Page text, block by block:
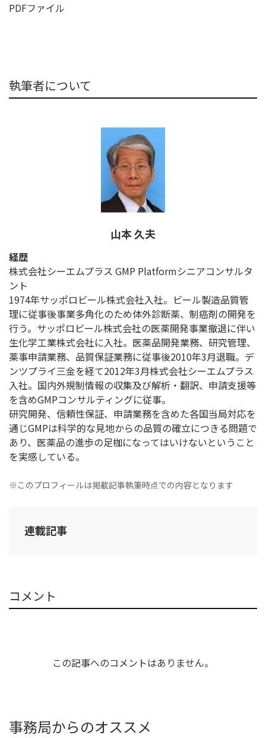
PDFファイル
執筆者について
山本 久夫
経歴
株式会社シーエムプラス GMP Platformシニアコンサルタ
ント
1974年サッポロビール株式会社入社。ビール製造品質管
理に従事後事業多角化のため体外診断薬、制癌剤の開発を
行う。サッポロビール株式会社の医薬開発事業撤退に伴い
生化学工業株式会社に入社。医薬品開発業務、研究管理、
薬事申請業務、品質保証業務に従事後2010年3月退職。デ
ンツプライ三金を経て2012年3月株式会社シーエムプラス
入社。国内外規制情報の収集及び解析・翻訳、申請支援等
を含めGMPコンサルティングに従事。
研究開発、信頼性保証、申請業務を含めた各国当局対応を
通じGMPは科学的な見地からの品質の確立につきる問題で
あり、医薬品の進歩の足枷になってはいけないということ
を実感している。
※このプロフィールは掲載記事執筆時点での内容となります
連載記事
コメント
この記事へのコメントはありません。
事務局からのオススメ